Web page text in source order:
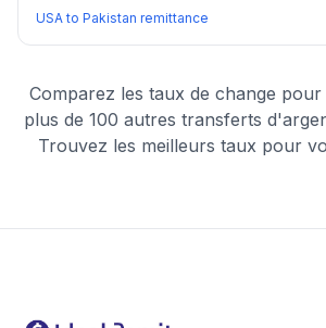
USA to Pakistan remittance
Comparez les taux de change
plus de 100 autres transferts
Trouvez les meilleurs taux pour